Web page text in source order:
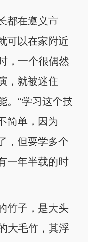
在遵义市
可以在家附近
，一个很偶然
，就被迷住
。“学习这个技
简单，因为一
，但要学多个
一年半载的时
子，是大头
大毛竹，其浮